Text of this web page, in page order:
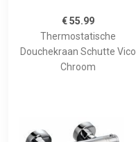
€ 55.99
Thermostatische
Douchekraan Schutte Vico
Chroom